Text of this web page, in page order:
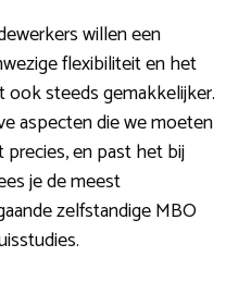
willen een
flexibiliteit en het
steeds gemakkelijker.
aspecten die we moeten
en past het bij
je de meest
zelfstandige MBO